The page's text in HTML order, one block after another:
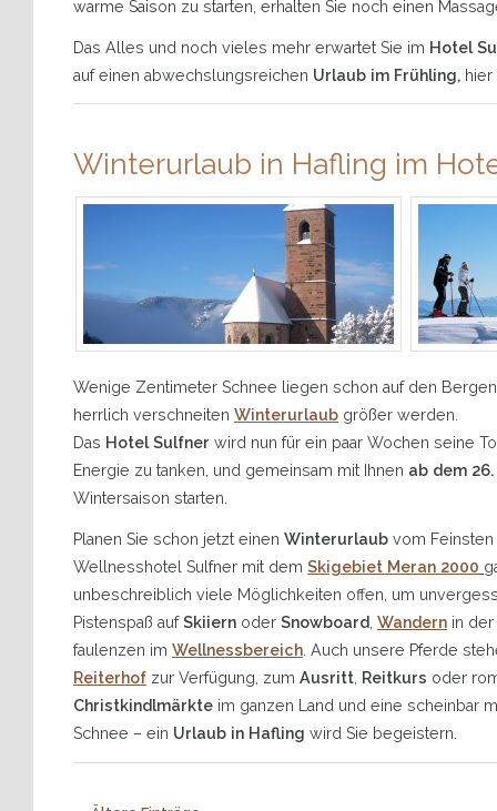
warme Saison zu starten, erhalten Sie noch einen
Das Alles und noch vieles mehr erwartet Sie im Hotel
auf einen abwechslungsreichen Urlaub im Frühling,
Winterurlaub in Hafling im
Wenige Zentimeter Schnee liegen schon auf den
herrlich verschneiten Winterurlaub größer werden.
Das Hotel Sulfner wird nun für ein paar Wochen seine
Energie zu tanken, und gemeinsam mit Ihnen ab dem
Wintersaison starten.
Planen Sie schon jetzt einen Winterurlaub vom
Wellnesshotel Sulfner mit dem Skigebiet Meran 2000
unbeschreiblich viele Möglichkeiten offen, um
Pistenspaß aufSkiiern oder Snowboard, Wandern in
faulenzen im Wellnessbereich. Auch unsere Pferde
Reiterhof zur Verfügung, zum Ausritt, Reitkurs oder
Christkindlmärkte im ganzen Land und eine scheinbar
Schnee – ein Urlaub in Hafling wird Sie begeistern.